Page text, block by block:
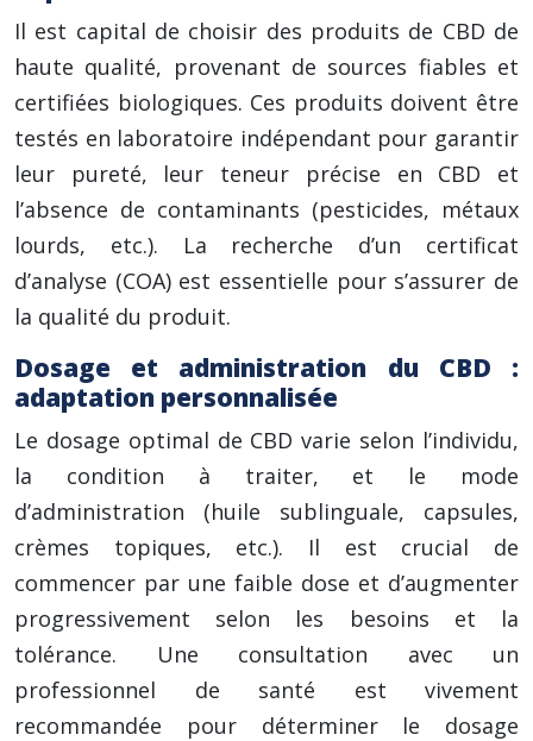
Il est capital de choisir des produits de CBD de
haute qualité, provenant de sources fiables et
certifiées biologiques. Ces produits doivent être
testés en laboratoire indépendant pour garantir
leur pureté, leur teneur précise en CBD et
l’absence de contaminants (pesticides, métaux
lourds, etc.). La recherche d’un certificat
d’analyse (COA) est essentielle pour s’assurer de
la qualité du produit.
Dosage et administration du CBD :
adaptation personnalisée
Le dosage optimal de CBD varie selon l’individu,
la condition à traiter, et le mode
d’administration (huile sublinguale, capsules,
crèmes topiques, etc.). Il est crucial de
commencer par une faible dose et d’augmenter
progressivement selon les besoins et la
tolérance. Une consultation avec un
professionnel de santé est vivement
recommandée pour déterminer le dosage